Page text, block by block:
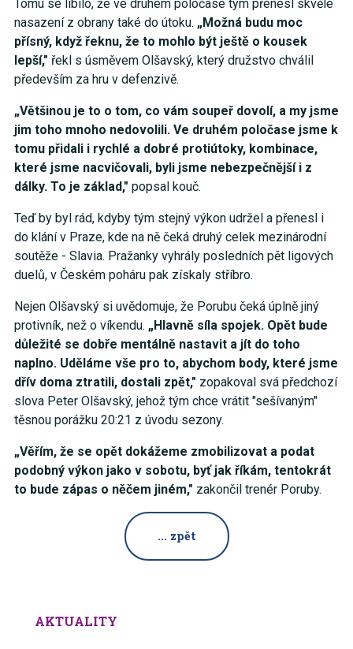
Tomu se líbilo, že ve druhém poločase tým přenesl skvělé
nasazení z obrany také do útoku. „Možná budu moc
přísný, když řeknu, že to mohlo být ještě o kousek
lepší," řekl s úsměvem Olšavský, který družstvo chválil
především za hru v defenzivě.
„Většinou je to o tom, co vám soupeř dovolí, a my jsme
jim toho mnoho nedovolili. Ve druhém poločase jsme k
tomu přidali i rychlé a dobré protiútoky, kombinace,
které jsme nacvičovali, byli jsme nebezpečnější i z
dálky. To je základ," popsal kouč.
Teď by byl rád, kdyby tým stejný výkon udržel a přenesl i
do klání v Praze, kde na ně čeká druhý celek mezinárodní
soutěže - Slavia. Pražanky vyhrály posledních pět ligových
duelů, v Českém poháru pak získaly stříbro.
Nejen Olšavský si uvědomuje, že Porubu čeká úplně jiný
protivník, než o víkendu. „Hlavně síla spojek. Opět bude
důležité se dobře mentálně nastavit a jít do toho
naplno. Uděláme vše pro to, abychom body, které jsme
dřív doma ztratili, dostali zpět," zopakoval svá předchozí
slova Peter Olšavský, jehož tým chce vrátit "sešívaným"
těsnou porážku 20:21 z úvodu sezony.
„Věřím, že se opět dokážeme zmobilizovat a podat
podobný výkon jako v sobotu, byť jak říkám, tentokrát
to bude zápas o něčem jiném," zakončil trenér Poruby.
... zpět
AKTUALITY